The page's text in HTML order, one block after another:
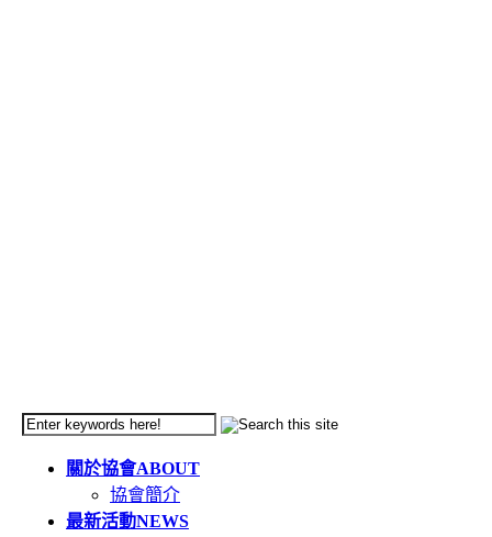
關於協會ABOUT
協會簡介
最新活動NEWS